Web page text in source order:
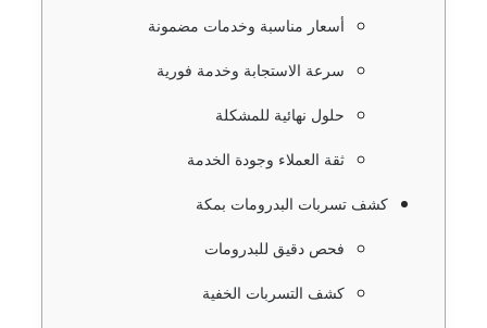
أسعار مناسبة وخدمات مضمونة
سرعة الاستجابة وخدمة فورية
حلول نهائية للمشكلة
ثقة العملاء وجودة الخدمة
كشف تسربات البدرومات بمكة
فحص دقيق للبدرومات
كشف التسربات الخفية